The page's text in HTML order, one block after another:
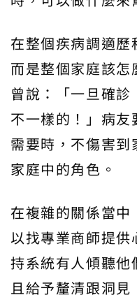
在整個疾病調適歷
而是整個家庭該
曾說：「一旦確
不一樣的！」病
需要時，不傷害
家庭中的角色。
在複雜的關係當
以找專業商師提
持系統有人傾聽他
且給予釐清跟洞